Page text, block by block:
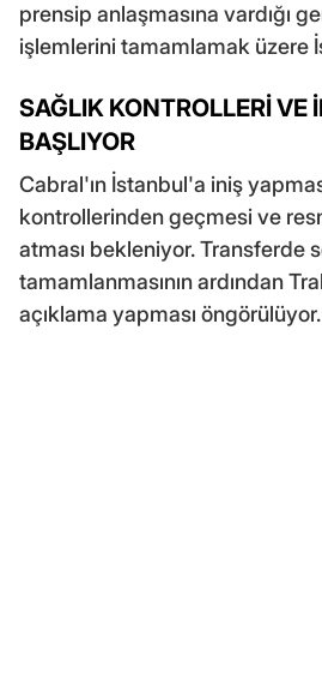
prensip anlaşmasına vardığı
işlemlerini tamamlamak üzere
SAĞLIK KONTROLLERİ VE
BAŞLIYOR
Cabral'ın İstanbul'a iniş
kontrollerinden geçmesi ve
atması bekleniyor. Transferde
tamamlanmasının ardından
açıklama yapması öngörülüyor.